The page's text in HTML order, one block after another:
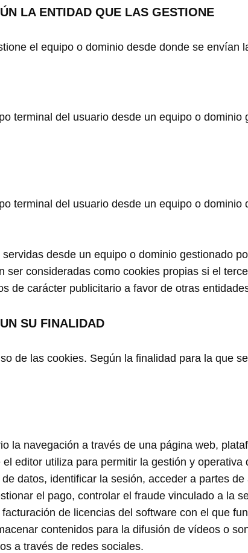
LA ENTIDAD QUE LAS GESTIONE
el equipo o dominio desde donde se
terminal del usuario desde un equipo o
terminal del usuario desde un equipo o
desde un equipo o dominio gestionado
ser consideradas como cookies propias si el
de carácter publicitario a favor de otras
SU FINALIDAD
de las cookies. Según la finalidad para la que
la navegación a través de una página web,
editor utiliza para permitir la gestión y
datos, identificar la sesión, acceder a partes
el pago, controlar el fraude vinculado a la
de licencias del software con el que
contenidos para la difusión de vídeos o
a través de redes sociales.